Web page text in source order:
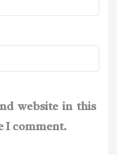
website in this
I comment.